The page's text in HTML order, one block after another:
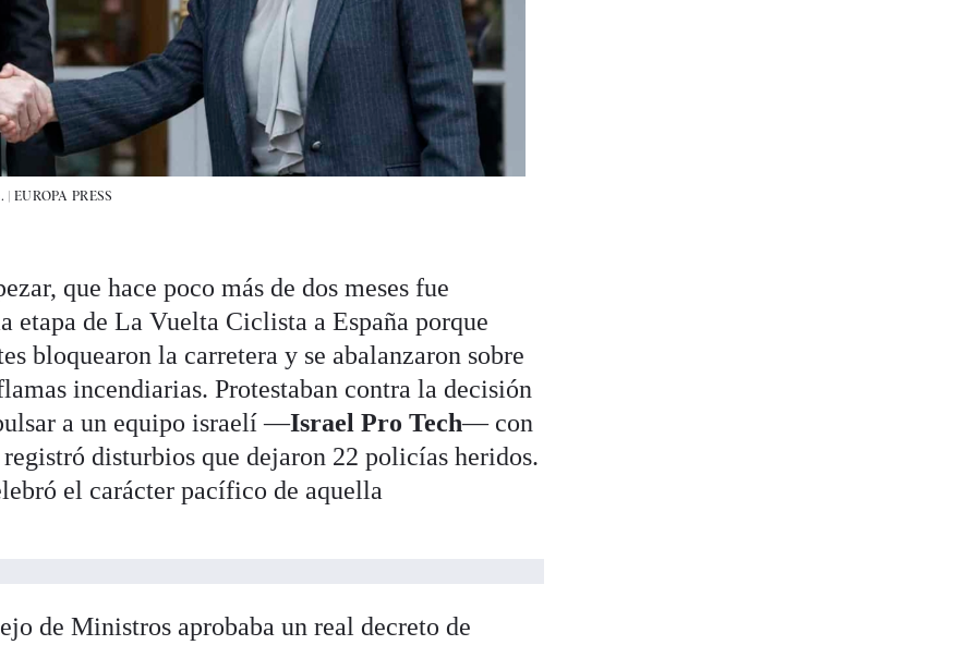
| EUROPA PRESS
que hace poco más de dos meses fue
etapa de La Vuelta Ciclista a España porque
bloquearon la carretera y se abalanzaron sobre
incendiarias. Protestaban contra la decisión
a un equipo israelí —Israel Pro Tech— con
disturbios que dejaron 22 policías heridos.
el carácter pacífico de aquella
de Ministros aprobaba un real decreto de